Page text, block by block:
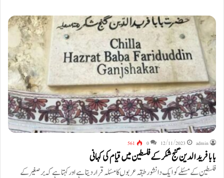
admin
12/11/2023
0
561
بابا فرید الدین گنج شکر کے فلسطین میں قیام کی کہانی
فلسطین کے مسئلے کو ایک دانشور طبقہ عربوں کا مسئلہ قرار دیتا ہے اور کہتا ہے کہ برصغیر کے